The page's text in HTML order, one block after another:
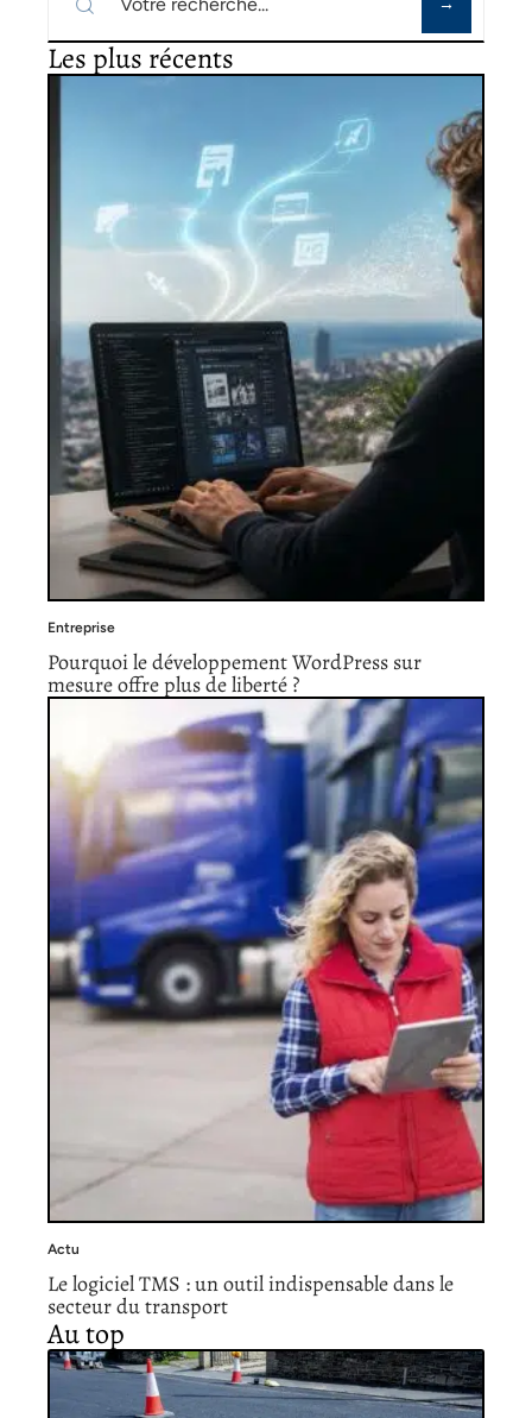
Les plus récents
Entreprise
Pourquoi le développement WordPress sur
mesure offre plus de liberté ?
Actu
Le logiciel TMS : un outil indispensable dans le
secteur du transport
Au top